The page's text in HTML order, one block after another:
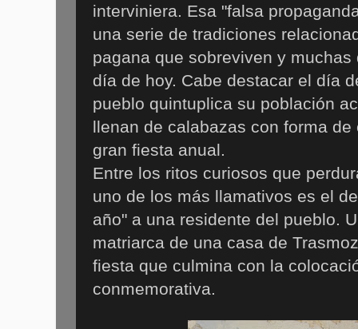
interviniera. Esa "falsa
una serie de tradiciones
pagana que sobreviven y
día de hoy. Cabe destacar el día
pueblo quintuplica su población
llenan de calabazas con forma
gran fiesta anual.
Entre los ritos curiosos que
uno de los más llamativos es el
año" a una residente del pueblo.
matriarca de una casa de
fiesta que culmina con la
conmemorativa.